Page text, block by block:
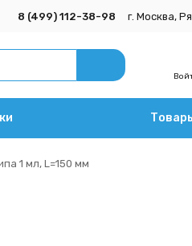
8 (499) 112-38-98 г. Москва,
1 мл, L=150 мм